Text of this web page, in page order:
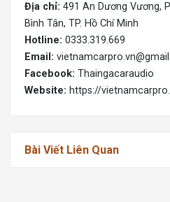
Địa chỉ: 491 An Dương Vương,
Bình Tân, TP. Hồ Chí Minh
Hotline: 0333.319.669
Email:
Facebook: Thaingacaraudio
Website: https://
Bài Viết Liên Quan